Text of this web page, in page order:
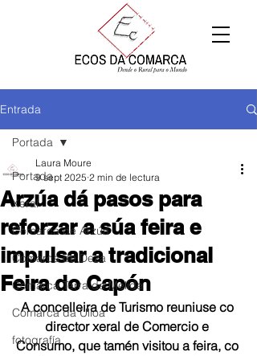
Entrada
Portada
Xeral
Comarca de Arzúa
Comarca de Deza
Comarca Terra de Melide
Comarca da Ulloa
fotografía
Portada
Arzúa dá pasos para
reforzar a súa feira e
impulsar a tradicional
Feira do Capón
Laura Moure
9 sept 2025 2 min de lectura
A concelleira de Turismo reuniuse co
director xeral de Comercio e
Consumo, que tamén visitou a feira, co